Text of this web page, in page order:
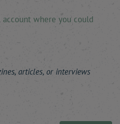
where you could
articles, or interviews